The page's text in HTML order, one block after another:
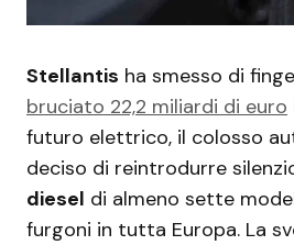
Stellantis ha smesso di
bruciato 22,2 miliardi di euro
futuro elettrico, il colosso
deciso di reintrodurre
diesel di almeno sette
furgoni in tutta Europa. La